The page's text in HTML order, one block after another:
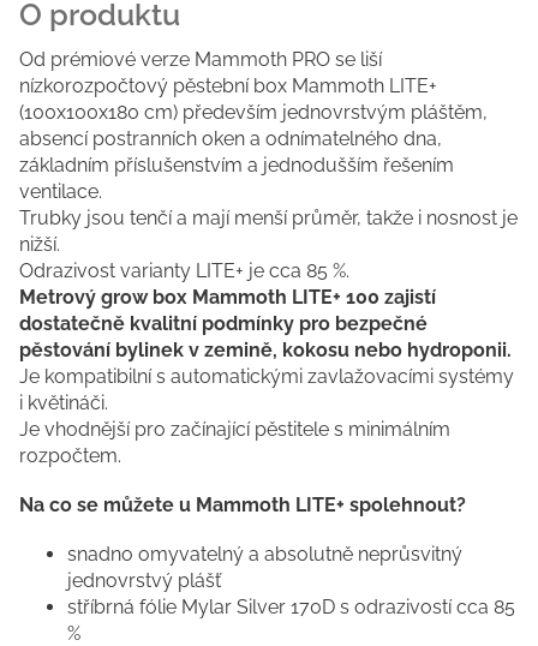
Od prémiové verze Mammoth PRO se liší
nízkorozpočtový pěstební box Mammoth LITE+
(100x100x180 cm) především jednovrstvým pláštěm,
absencí postranních oken a odnímatelného dna,
základním příslušenstvím a jednodušším řešením
ventilace.
Trubky jsou tenčí a mají menší průměr, takže i nosnost je
nižší.
Odrazivost varianty LITE+ je cca 85 %.
Metrový grow box Mammoth LITE+ 100 zajistí
dostatečně kvalitní podmínky pro bezpečné
pěstování bylinek v zemině, kokosu nebo hydroponii.
Je kompatibilní s automatickými zavlažovacími systémy
i květináči.
Je vhodnější pro začínající pěstitele s minimálním
rozpočtem.
Na co se můžete u Mammoth LITE+ spolehnout?
snadno omyvatelný a absolutně neprůsvitný
jednovrstvý plášť
stříbrná fólie Mylar Silver 170D s odrazivostí cca 85
%